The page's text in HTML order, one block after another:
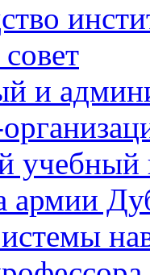
и
учебный
армии